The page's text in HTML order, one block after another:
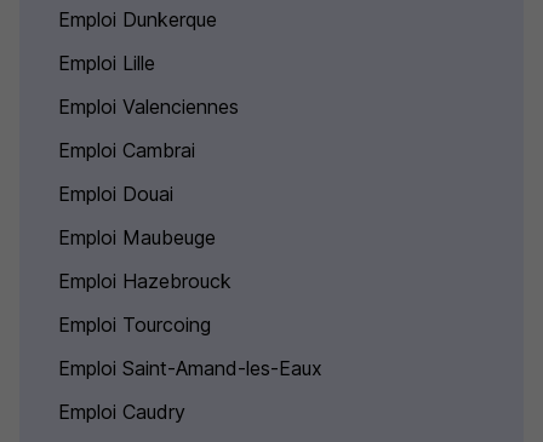
Emploi Dunkerque
Emploi Lille
Emploi Valenciennes
Emploi Cambrai
Emploi Douai
Emploi Maubeuge
Emploi Hazebrouck
Emploi Tourcoing
Emploi Saint-Amand-les-Eaux
Emploi Caudry